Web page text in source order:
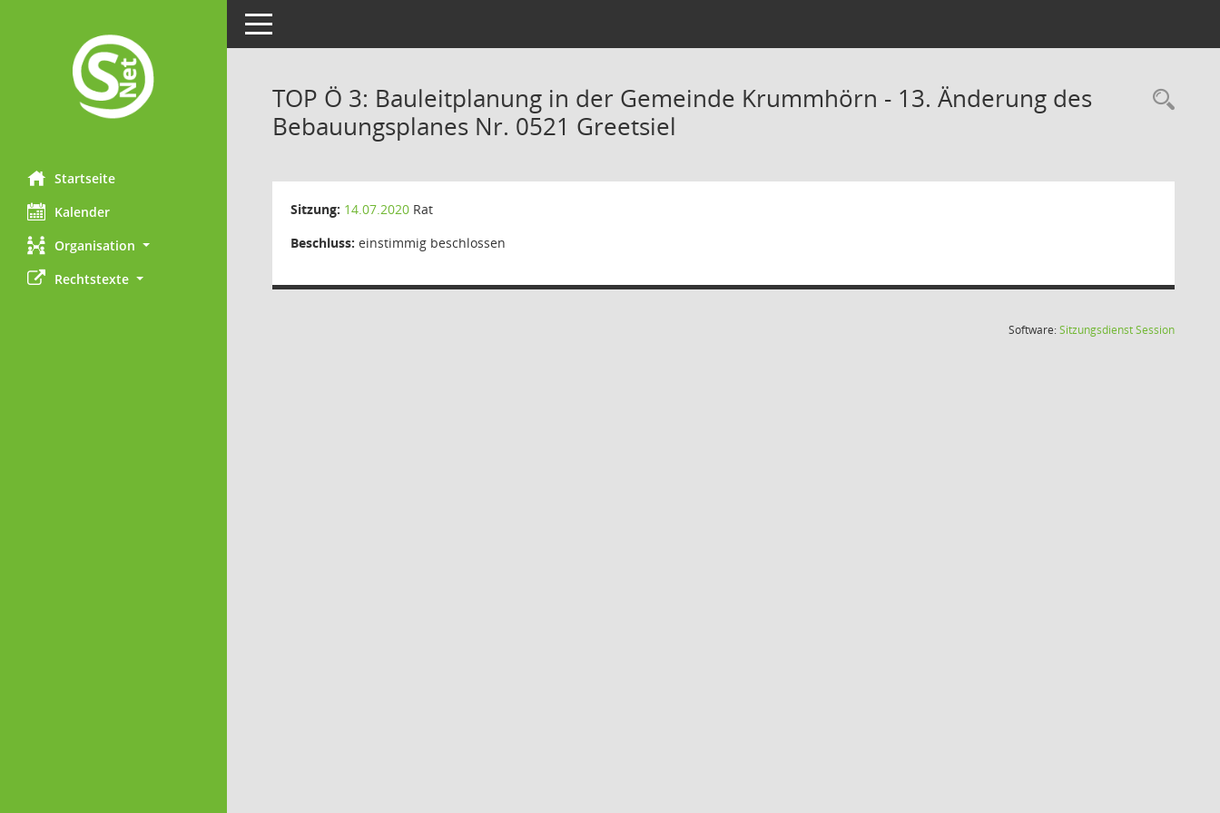
Startseite
Kalender
Organisation
Rechtstexte
Toggle navigation
TOP Ö 3: Bauleitplanung in der Gemeinde Krummhörn - 13. Änderung des
Bebauungsplanes Nr. 0521 Greetsiel
Sitzung: 14.07.2020 Rat
Beschluss: einstimmig beschlossen
Software:SitzungsdienstSession(Wird in